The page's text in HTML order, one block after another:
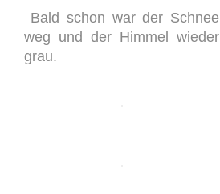
Bald schon war der Schnee
weg und der Himmel wieder
grau.